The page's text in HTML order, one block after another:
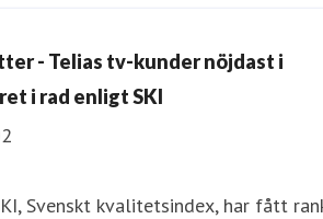
- Telias tv-kunder nöjdast i
i rad enligt SKI
Svenskt kvalitetsindex, har fått